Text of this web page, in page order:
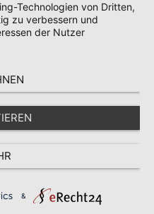
Technologien von Dritten,
zu verbessern und
der Nutzer
&